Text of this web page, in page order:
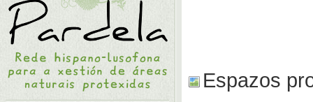
Espazos